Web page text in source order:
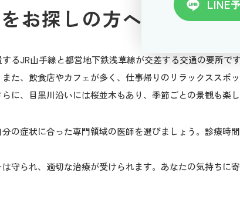
LINE
お探しの方へ
るJR山手線と都営地下鉄浅草線が交差する交通の要所で
た、飲食店やカフェが多く、仕事帰りのリラックススポ
に、目黒川沿いには桜並木もあり、季節ごとの景観も楽し
の症状に合った専門領域の医師を選びましょう。診療時
守られ、適切な治療が受けられます。あなたの気持ちに